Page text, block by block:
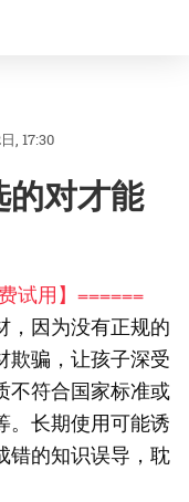
, 17:30
的对才能
试用】======
，因为没有正规的
欺骗，让孩子深受
不符合国家标准或
。长期使用可能诱
错的知识误导，耽